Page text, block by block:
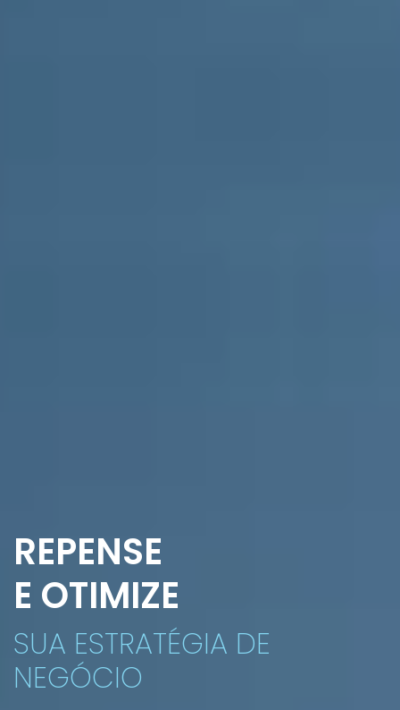
REPENSE
E OTIMIZE
SUA ESTRATÉGIA DE
NEGÓCIO